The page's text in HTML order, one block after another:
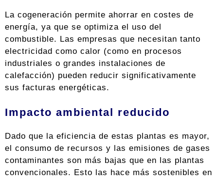
La cogeneración permite ahorrar en costes de
energía, ya que se optimiza el uso del
combustible. Las empresas que necesitan tanto
electricidad como calor (como en procesos
industriales o grandes instalaciones de
calefacción) pueden reducir significativamente
sus facturas energéticas.
Impacto ambiental reducido
Dado que la eficiencia de estas plantas es mayor,
el consumo de recursos y las emisiones de gases
contaminantes son más bajas que en las plantas
convencionales. Esto las hace más sostenibles en